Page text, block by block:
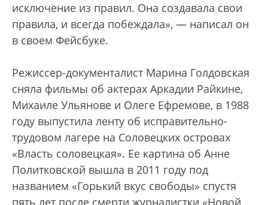
исключение из правил. Она создавала свои
правила, и всегда побеждала», — написал он
в своем Фейсбуке.
Режиссер-документалист Марина Голдовская
сняла фильмы об актерах Аркадии Райкине,
Михаиле Ульянове и Олеге Ефремове, в 1988
году выпустила ленту об исправительно-
трудовом лагере на Соловецких островах
«Власть соловецкая». Ее картина об Анне
Политковской вышла в 2011 году под
названием «Горький вкус свободы» спустя
пять лет после смерти журналистки «Новой